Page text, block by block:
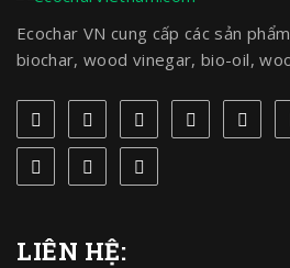
Ecochar VN cung cấp các sản
biochar, wood vinegar, bio-oil,
LIÊN HỆ: